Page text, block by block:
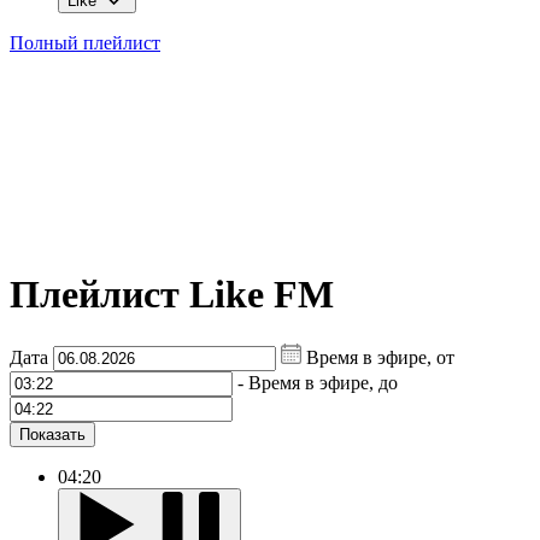
Полный плейлист
Плейлист Like FM
Дата
Время в эфире, от
- Время в эфире, до
Показать
04:20